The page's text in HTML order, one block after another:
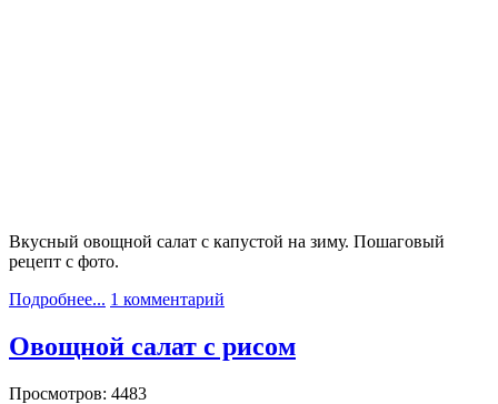
Вкусный овощной салат с капустой на зиму. Пошаговый
рецепт с фото.
Подробнее... 1 комментарий
Овощной салат с рисом
Просмотров: 4483